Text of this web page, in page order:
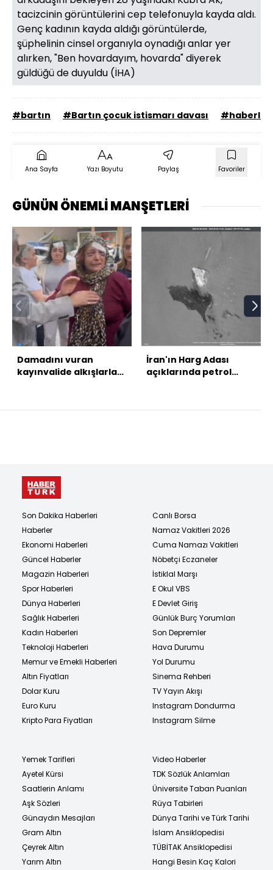
tacizcinin görüntülerini cep telefonuyla kayda aldı.
Genç kadının kayda aldığı görüntülerde,
şüphelinin cinsel organıyla oynadığı anlar yer
alırken, "Ben hovardayım, hovarda" diyerek
güldüğü de duyuldu (İHA)
#bartın #Bartın çocuk istismarı davası #haberler
Ana Sayfa Yazı Boyutu Paylaş Favoriler
GÜNÜN ÖNEMLİ MANŞETLERİ
Damadını vuran
kayınvalide alkışlarla
İran'ın Harg Adası
açıklarında petrol
Son Dakika Haberleri
Haberler
Ekonomi Haberleri
Güncel Haberler
Magazin Haberleri
Spor Haberleri
Dünya Haberleri
Sağlık Haberleri
Kadın Haberleri
Teknoloji Haberleri
Memur ve Emekli Haberleri
Altın Fiyatları
Dolar Kuru
Euro Kuru
Kripto Para Fiyatları
Canlı Borsa
Namaz Vakitleri 2026
Cuma Namazı Vakitleri
Nöbetçi Eczaneler
İstiklal Marşı
E Okul VBS
E Devlet Giriş
Günlük Burç Yorumları
Son Depremler
Hava Durumu
Yol Durumu
Sinema Rehberi
TV Yayın Akışı
Instagram Dondurma
Instagram Silme
Yemek Tarifleri
Ayetel Kürsi
Saatlerin Anlamı
Aşk Sözleri
Günaydın Mesajları
Gram Altın
Çeyrek Altın
Yarım Altın
Video Haberler
TDK Sözlük Anlamları
Üniversite Taban Puanları
Rüya Tabirleri
Dünya Tarihi ve Türk Tarihi
İslam Ansiklopedisi
TÜBİTAK Ansiklopedisi
Hangi Besin Kaç Kalori